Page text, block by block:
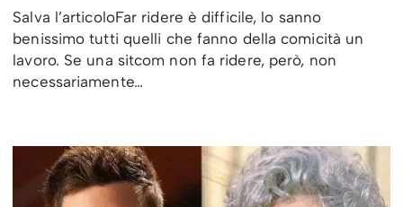
Salva l’articoloFar ridere è difficile, lo sanno
benissimo tutti quelli che fanno della comicità un
lavoro. Se una sitcom non fa ridere, però, non
necessariamente…